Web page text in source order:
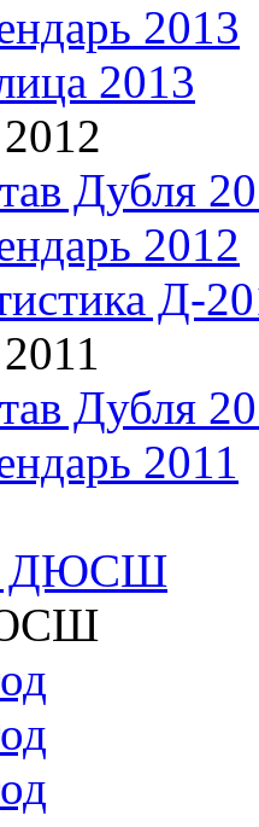
2013
2013
Дубля
2012
Д-
Дубля
2011
ДЮСШ